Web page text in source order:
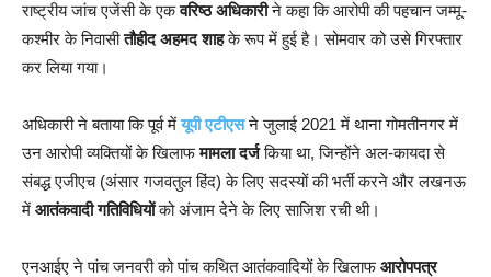
राष्ट्रीय जांच एजेंसी के एकवरिष्ठ अधिकारीने कहा कि आरोपी की पहचान जम्मू-
कश्मीर के निवासीतौहीद अहमद शाहके रूप में हुई है। सोमवार को उसे गिरफ्तार
कर लिया गया।
अधिकारी ने बताया कि पूर्व मेंयूपी एटीएसने जुलाई 2021 में थाना गोमतीनगर में
उन आरोपी व्यक्तियों के खिलाफमामला दर्जकिया था, जिन्होंने अल-कायदा से
संबद्ध एजीएच (अंसार गजवतुल हिंद) के लिए सदस्यों की भर्ती करने और लखनऊ
में आतंकवादी गतिविधियोंको अंजाम देने के लिए साजिश रची थी।
एनआईए ने पांच जनवरी को पांच कथित आतंकवादियों के खिलाफआरोपपत्र